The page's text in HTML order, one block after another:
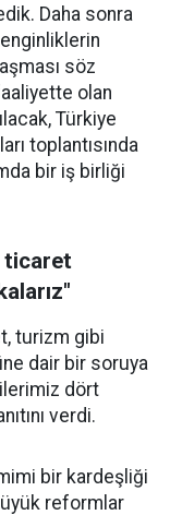
Daha sonra
söz
olan
Türkiye
toplantısında
bir iş birliği
ticaret
turizm gibi
dair bir soruya
dört
verdi.
bir kardeşliği
reformlar